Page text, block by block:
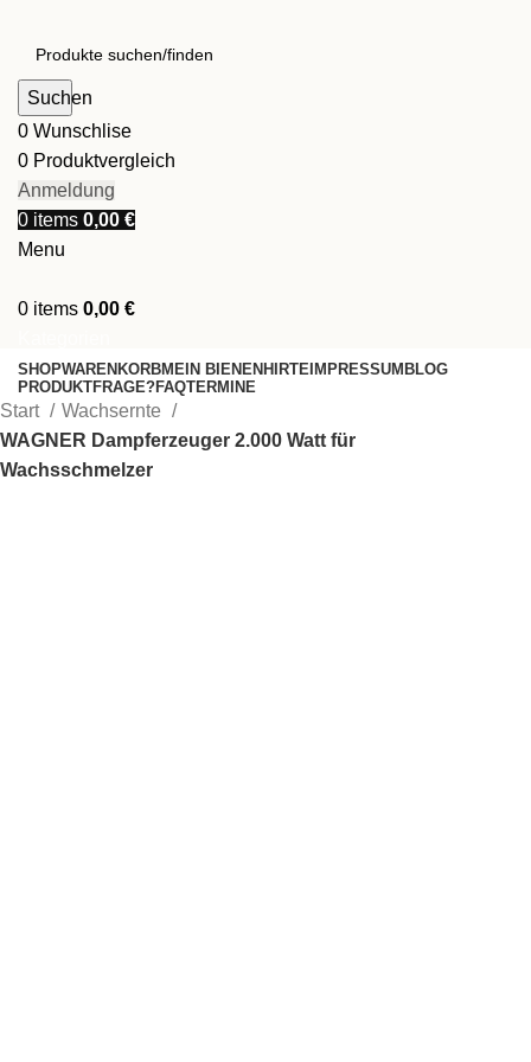
Suchen
0 Wunschlise
0 Produktvergleich
Anmeldung
0 items 0,00 €
Menu
0 items 0,00 €
SHOPWARENKORBMEIN BIENENHIRTE IMPRESSUM BLOG
PRODUKTFRAGE?FAQTERMINE
Start
Wachsernte
WAGNER Dampferzeuger 2.000 Watt für
Wachsschmelzer